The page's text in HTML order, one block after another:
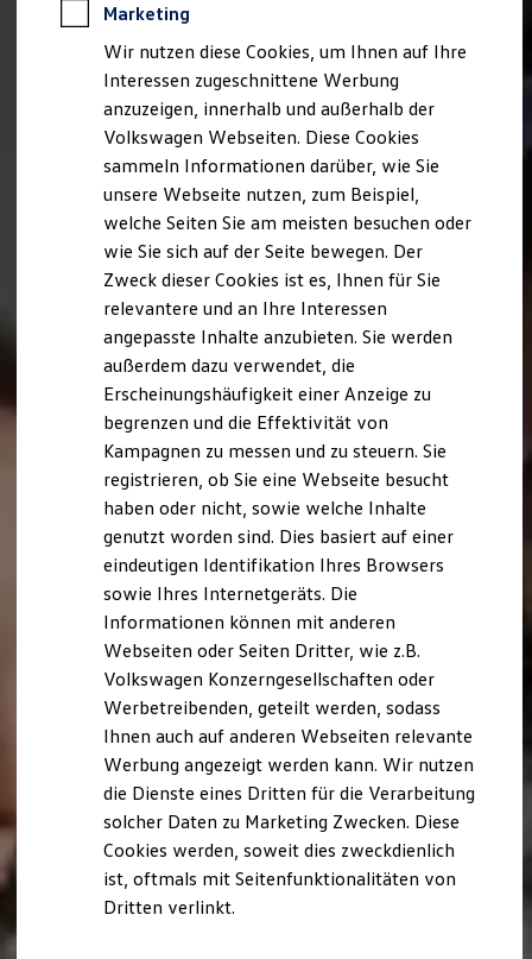
Rekuperation
Laden unterwegs
Laden Zuhause
Ladestationen finden
Ladezeitensimulator
Batterie
Sicherheit
Nachhaltigkeit
Technologie
Kosten und Kauf
Kaufoptionen
E-Auto-Förderung
Software und Konnektivität
Die ID. Software 6
ID. Software Versionen und Updates
Digitale Extras
Schnittstellen zu Ihrem ID.
Hybridautos
Marke und Erlebnis
Volkswagen R und R Experience
R-Modelle
R Experience
Driving Experience
Volkswagen entdecken
Werkbesichtigung
Lifestyle Shop
T-Roc Kollektion
Golf Kollektion
ID. Kollektion
Volkswagen Kollektion
R-Kollektion
GTI Kollektion
Fußball Drop
we drive football
#wedriveproud
Besitzer und Service
Software Updates
Service und Ersatzteile
Marketing
Wir nutzen diese Cookies, um Ihnen auf Ihre
Interessen zugeschnittene Werbung
anzuzeigen, innerhalb und außerhalb der
Volkswagen Webseiten. Diese Cookies
sammeln Informationen darüber, wie Sie
unsere Webseite nutzen, zum Beispiel,
welche Seiten Sie am meisten besuchen oder
wie Sie sich auf der Seite bewegen. Der
Zweck dieser Cookies ist es, Ihnen für Sie
relevantere und an Ihre Interessen
angepasste Inhalte anzubieten. Sie werden
außerdem dazu verwendet, die
Erscheinungshäufigkeit einer Anzeige zu
begrenzen und die Effektivität von
Kampagnen zu messen und zu steuern. Sie
registrieren, ob Sie eine Webseite besucht
haben oder nicht, sowie welche Inhalte
genutzt worden sind. Dies basiert auf einer
eindeutigen Identifikation Ihres Browsers
sowie Ihres Internetgeräts. Die
Informationen können mit anderen
Webseiten oder Seiten Dritter, wie z.B.
Volkswagen Konzerngesellschaften oder
Werbetreibenden, geteilt werden, sodass
Ihnen auch auf anderen Webseiten relevante
Werbung angezeigt werden kann. Wir nutzen
die Dienste eines Dritten für die Verarbeitung
solcher Daten zu Marketing Zwecken. Diese
Cookies werden, soweit dies zweckdienlich
ist, oftmals mit Seitenfunktionalitäten von
Dritten verlinkt.